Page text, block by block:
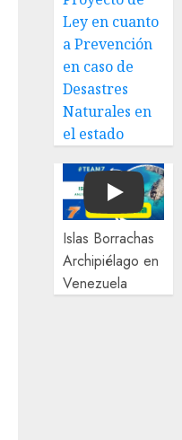
Ley en cuanto
a Prevención
en caso de
Desastres
Naturales en
el estado
Play
Islas Borrachas
Archipiélago en
Venezuela